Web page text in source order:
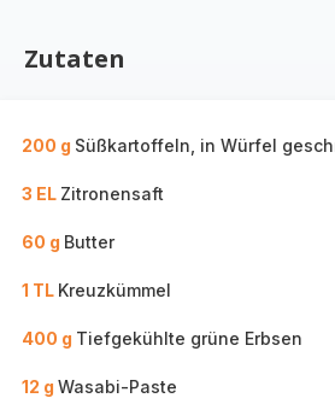
Zutaten
200 g Süßkartoffeln, in Würfel
3 EL Zitronensaft
60 g Butter
1 TL Kreuzkümmel
400 g Tiefgekühlte grüne Erbsen
12 g Wasabi-Paste